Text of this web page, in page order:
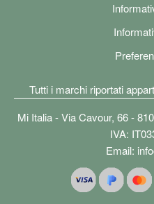
Tutti i marchi riportati
Mi Italia - Via Cavour, 66 -
IVA:
Email: